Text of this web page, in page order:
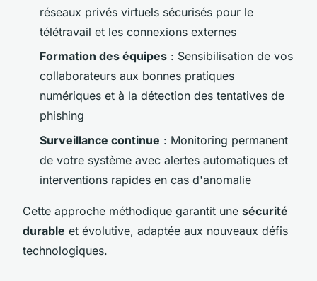
réseaux privés virtuels sécurisés pour le
télétravail et les connexions externes
Formation des équipes : Sensibilisation de vos
collaborateurs aux bonnes pratiques
numériques et à la détection des tentatives de
phishing
Surveillance continue : Monitoring permanent
de votre système avec alertes automatiques et
interventions rapides en cas d'anomalie
Cette approche méthodique garantit une sécurité
durable et évolutive, adaptée aux nouveaux défis
technologiques.